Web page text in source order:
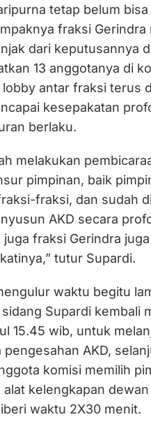
tetap belum bisa
fraksi Gerindra
dari keputusannya
13 anggotanya di
antar fraksi terus
kesepakatan
berlaku.
melakukan
pimpinan, baik
fraksi, dan sudah
AKD secara
fraksi Gerindra juga
tutur Supardi.
waktu begitu
Supardi kembali
15.45 wib, untuk
pengesahan AKD,
komisi memilih
kelengkapan dewan
waktu 2X30 menit.